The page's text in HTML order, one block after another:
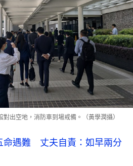
出空地，消防車到場戒備。（黃學潤攝）
命遇難 丈夫自責：如早兩分